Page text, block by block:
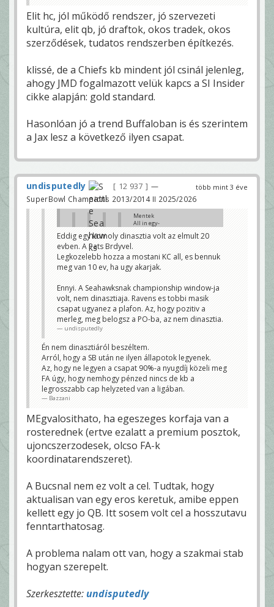
Elit hc, jól működő rendszer, jó szervezeti
kultúra, elit qb, jó draftok, okos tradek, okos
szerződések, tudatos rendszerben építkezés.
klissé, de a Chiefs kb mindent jól csinál jelenleg,
ahogy JMD fogalmazott velük kapcs a SI Insider
cikke alapján: gold standard.
Hasonlóan jó a trend Buffaloban is és szerintem
a Jax lesz a következő ilyen csapat.
több mint 3 éve
undisputedly 12 937
—
SuperBowl Champions 2013/2014 II 2025/2026
Mentek
All in egy-
szezont,
legyen SB
W. Lett.
nem fest
faszán a
roster.
Ahogy a
Ramsnél,
Majd
építkezne
k ahogy
lehet, vagy
rebuild.
Várják a
következõ
cetli, akkor
az. Ha
mégis
összeáll
vmi, akkor
Senki nem vitatja,
hogy megerte. Egy SB
cim es utana par
szenvedos ev
messze jobb deal,
mint az osszes
azon, hogy jovore is
palyara kell kuldeni
sikertelensegert.
undisputedly
Eddig egy komoly dinasztia volt az elmult 20
evben. A Pats Brdyvel.
Legkozelebb hozza a mostani KC all, es bennuk
meg van 10 ev, ha ugy akarjak.
Ennyi. A Seahawksnak championship window-ja
volt, nem dinasztiaja. Ravens es tobbi masik
csapat ugyanez a plafon. Az, hogy pozitiv a
merleg, meg belogsz a PO-ba, az nem dinasztia.
undisputedly
Én nem dinasztiáról beszéltem.
Arról, hogy a SB után ne ilyen állapotok legyenek.
Az, hogy ne legyen a csapat 90%-a nyugdíj közeli meg
FA úgy, hogy nemhogy pénzed nincs de kb a
legrosszabb cap helyzeted van a ligában.
Bazzani
MEgvalosithato, ha egeszeges korfaja van a
rosterednek (ertve ezalatt a premium posztok,
ujoncszerzodesek, olcso FA-k
koordinatarendszeret).
A Bucsnal nem ez volt a cel. Tudtak, hogy
aktualisan van egy eros keretuk, amibe eppen
kellett egy jo QB. Itt sosem volt cel a hosszutavu
fenntarthatosag.
A problema nalam ott van, hogy a szakmai stab
hogyan szerepelt.
Szerkesztette: undisputedly